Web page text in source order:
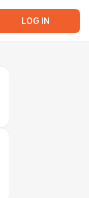
LOG IN